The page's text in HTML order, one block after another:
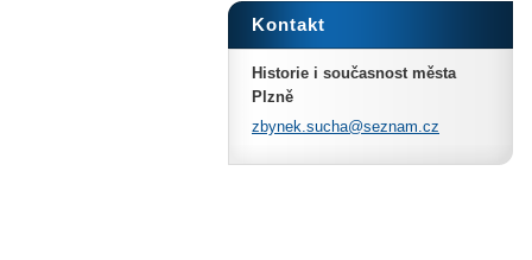
Kontakt
Historie i současnost města
Plzně
zbynek.sucha@seznam.cz